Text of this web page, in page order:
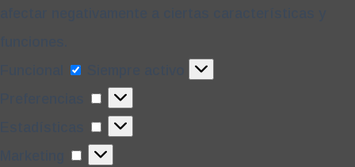
Preferencias
Estadísticas
Marketing